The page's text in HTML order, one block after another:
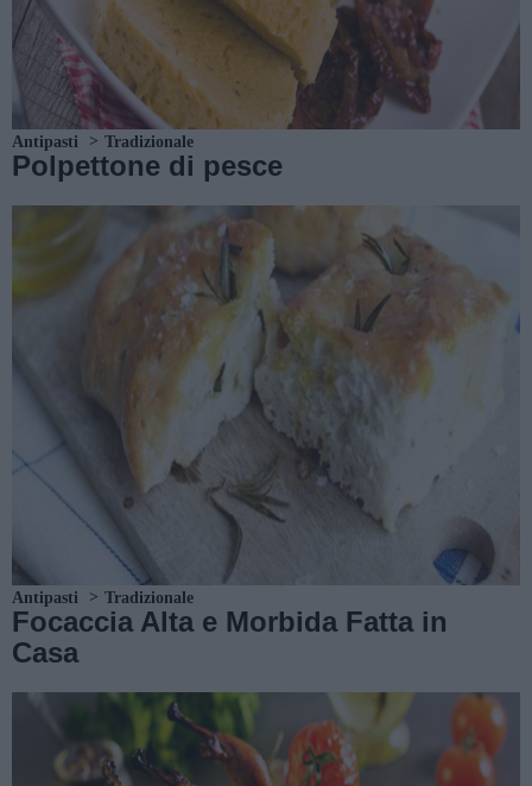
Antipasti Tradizionale
Polpettone di pesce
Antipasti Tradizionale
Focaccia Alta e Morbida Fatta in
Casa